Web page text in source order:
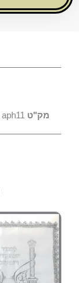
מק"ט aph11